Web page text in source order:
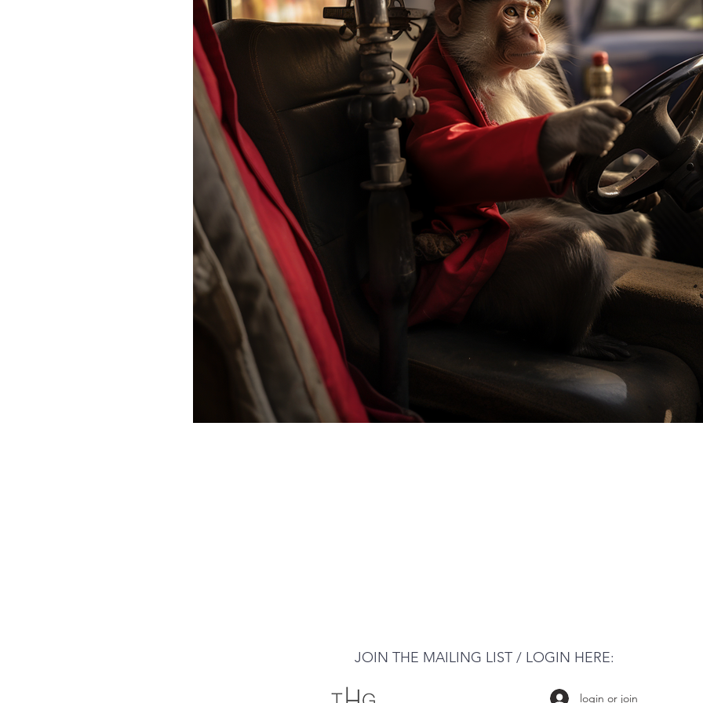
JOIN THE MAILING LIST / LOGIN HERE:
login or join